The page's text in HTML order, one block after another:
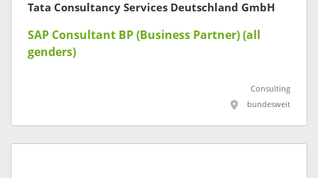
Tata Consultancy Services Deutschland GmbH
SAP Consultant BP (Business Partner) (all
genders)
Consulting
bundesweit